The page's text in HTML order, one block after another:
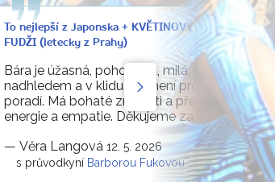
To nejlepší z Japonska + KVĚTINOVÝ FESTIVAL U
FUDŽI (letecky z Prahy)
Bára je úžasná, pohodová, milá, vše řeší s
nadhledem a v klidu. Nic není problém, se
poradí. Má bohaté znalosti a přehled, spoustu
energie a empatie. Děkujeme za krásný
— Věra Langová 12. 5. 2026
s průvodkyní Barborou Fukovou